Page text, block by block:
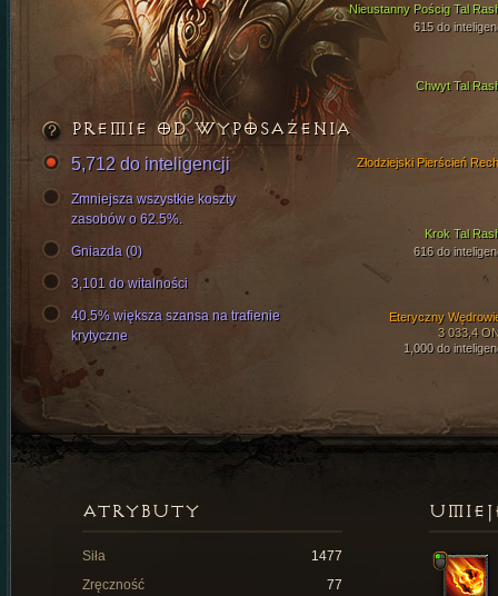
Nieustanny Pościg Tal
615 do
Chwyt Tal
Krok Tal
616 do
Eteryczny
3 033,4
1,000 do
Złodziejski Pierścień
PREMIE OD WYPOSAŻENIA
5,712 do inteligencji
Zmniejsza wszystkie koszty
zasobów o 62.5%.
Gniazda (0)
3,101 do witalności
40.5% większa szansa na trafienie
krytyczne
ATRYBUTY
Siła
1477
Zręczność
77